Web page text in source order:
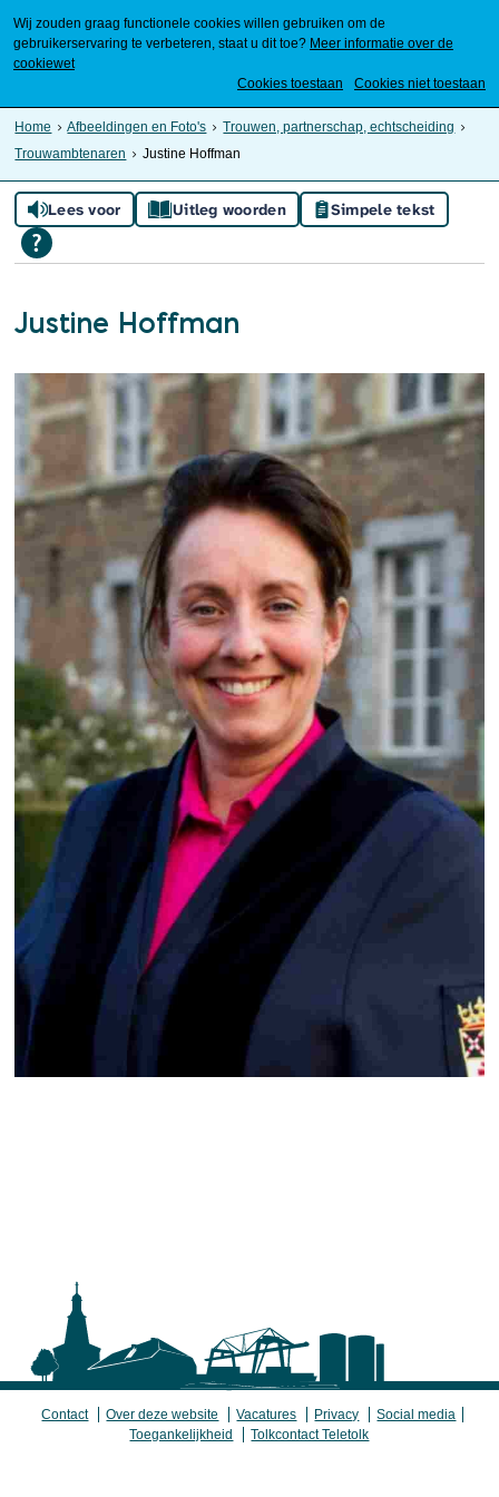
Wij zouden graag functionele cookies willen gebruiken om de
gebruikerservaring te verbeteren, staat u dit toe? Meer informatie over de
cookiewet
Cookies toestaan
Cookies niet toestaan
Home Afbeeldingen en Foto's
Trouwen, partnerschap, echtscheiding
Trouwambtenaren
Justine Hoffman
Lees voor Uitleg woorden Simpele tekst
Justine Hoffman
Contact Over deze website Vacatures Privacy
Social media
Toegankelijkheid
Tolkcontact Teletolk